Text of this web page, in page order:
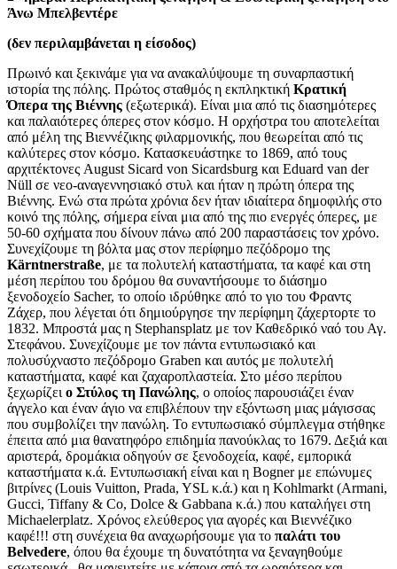
Άνω Μπελβεντέρε
(δεν περιλαμβάνεται η είσοδος)
Πρωινό και ξεκινάμε για να ανακαλύψουμε τη συναρπαστική
ιστορία της πόλης. Πρώτος σταθμός η εκπληκτική Κρατική
Όπερα της Βιέννης (εξωτερικά). Είναι μια από τις διασημότερες
και παλαιότερες όπερες στον κόσμο. Η ορχήστρα του αποτελείται
από μέλη της Βιεννέζικης φιλαρμονικής, που θεωρείται από τις
καλύτερες στον κόσμο. Κατασκευάστηκε το 1869, από τους
αρχιτέκτονες August Sicard von Sicardsburg και Eduard van der
Nüll σε νεο-αναγεννησιακό στυλ και ήταν η πρώτη όπερα της
Βιέννης. Ενώ στα πρώτα χρόνια δεν ήταν ιδιαίτερα δημοφιλής στο
κοινό της πόλης, σήμερα είναι μια από της πιο ενεργές όπερες, με
50-60 σχήματα που δίνουν πάνω από 200 παραστάσεις τον χρόνο.
Συνεχίζουμε τη βόλτα μας στον περίφημο πεζόδρομο της
Kärntnerstraße, με τα πολυτελή καταστήματα, τα καφέ και στη
μέση περίπου του δρόμου θα συναντήσουμε το διάσημο
ξενοδοχείο Sacher, το οποίο ιδρύθηκε από το γιο του Φραντς
Ζάχερ, που λέγεται ότι δημιούργησε την περίφημη ζάχερτορτε το
1832. Μπροστά μας η Stephansplatz με τον Καθεδρικό ναό του Αγ.
Στεφάνου. Συνεχίζουμε με τον πάντα εντυπωσιακό και
πολυσύχναστο πεζόδρομο Graben και αυτός με πολυτελή
καταστήματα, καφέ και ζαχαροπλαστεία. Στο μέσο περίπου
ξεχωρίζει ο Στύλος τη Πανώλης, ο οποίος παρουσιάζει έναν
άγγελο και έναν άγιο να επιβλέπουν την εξόντωση μιας μάγισσας
που συμβολίζει την πανώλη. Το εντυπωσιακό σύμπλεγμα στήθηκε
έπειτα από μια θανατηφόρο επιδημία πανούκλας το 1679. Δεξιά και
αριστερά, δρομάκια οδηγούν σε ξενοδοχεία, καφέ, εμπορικά
καταστήματα κ.ά. Εντυπωσιακή είναι και η Bogner με επώνυμες
βιτρίνες (Louis Vuitton, Prada, YSL κ.ά.) και η Kohlmarkt (Armani,
Gucci, Tiffany & Co, Dolce & Gabbana κ.ά.) που καταλήγει στη
Michaelerplatz. Χρόνος ελεύθερος για αγορές και Βιεννέζικο
καφέ!!! στη συνέχεια θα αναχωρήσουμε για το παλάτι του
Belvedere, όπου θα έχουμε τη δυνατότητα να ξεναγηθούμε